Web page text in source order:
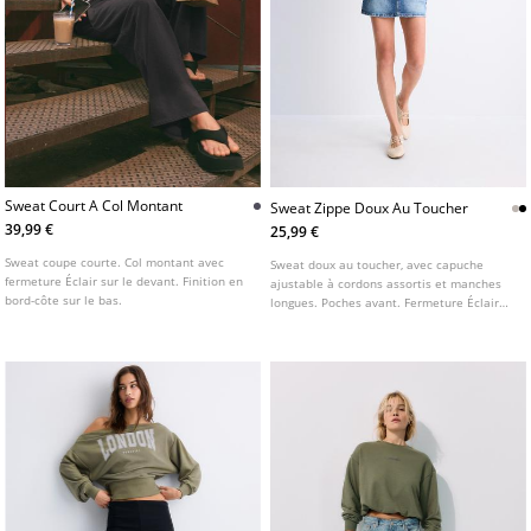
Sweat Court A Col Montant
39,99 €
Sweat coupe courte. Col montant avec
fermeture Éclair sur le devant. Finition en
bord-côte sur le bas.
Sweat Zippe Doux Au Toucher
25,99 €
Sweat doux au toucher, avec capuche
ajustable à cordons assortis et manches
longues. Poches avant. Fermeture Éclair